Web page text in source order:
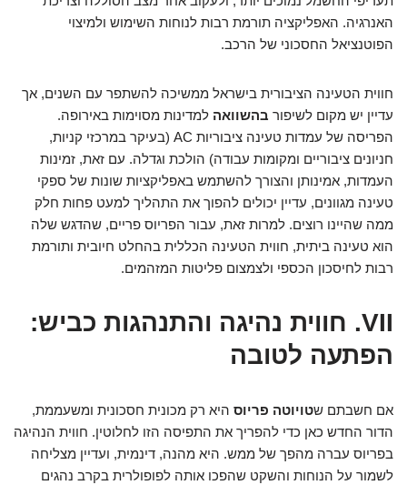
האנרגיה. האפליקציה תורמת רבות לנוחות השימוש ולמיצוי
הפוטנציאל החסכוני של הרכב.
חווית הטעינה הציבורית בישראל ממשיכה להשתפר עם השנים, אך
עדיין יש מקום לשיפור בהשוואה למדינות מסוימות באירופה.
הפריסה של עמדות טעינה ציבוריות AC (בעיקר במרכזי קניות,
חניונים ציבוריים ומקומות עבודה) הולכת וגדלה. עם זאת, זמינות
העמדות, אמינותן והצורך להשתמש באפליקציות שונות של ספקי
טעינה מגוונים, עדיין יכולים להפוך את התהליך למעט פחות חלק
ממה שהיינו רוצים. למרות זאת, עבור הפריוס פריים, שהדגש שלה
הוא טעינה ביתית, חווית הטעינה הכללית בהחלט חיובית ותורמת
רבות לחיסכון הכספי ולצמצום פליטות המזהמים.
VII. חווית נהיגה והתנהגות כביש:
הפתעה לטובה
אם חשבתם שטויוטה פריוס היא רק מכונית חסכונית ומשעממת,
הדור החדש כאן כדי להפריך את התפיסה הזו לחלוטין. חווית הנהיגה
בפריוס עברה מהפך של ממש. היא מהנה, דינמית, ועדיין מצליחה
לשמור על הנוחות והשקט שהפכו אותה לפופולרית בקרב נהגים